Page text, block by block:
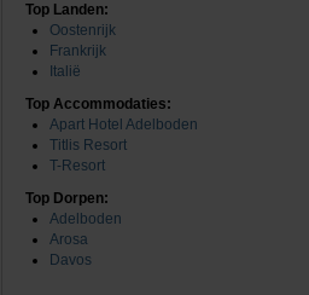
Top Landen:
Oostenrijk
Frankrijk
Italië
Top Accommodaties:
Apart Hotel Adelboden
Titlis Resort
T-Resort
Top Dorpen:
Adelboden
Arosa
Davos